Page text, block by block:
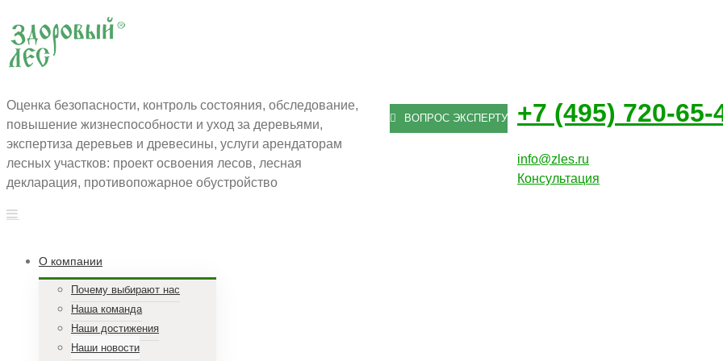
Оценка безопасности, контроль состояния, обследование,
повышение жизнеспособности и уход за деревьями,
экспертиза деревьев и древесины, услуги арендаторам
лесных участков: проект освоения лесов, лесная
декларация, противопожарное обустройство
ВОПРОС ЭКСПЕРТУ +7 (495) 720-65-
info@zles.ru
Консультация
О компании
Почему выбирают нас
Наша команда
Наши достижения
Наши новости